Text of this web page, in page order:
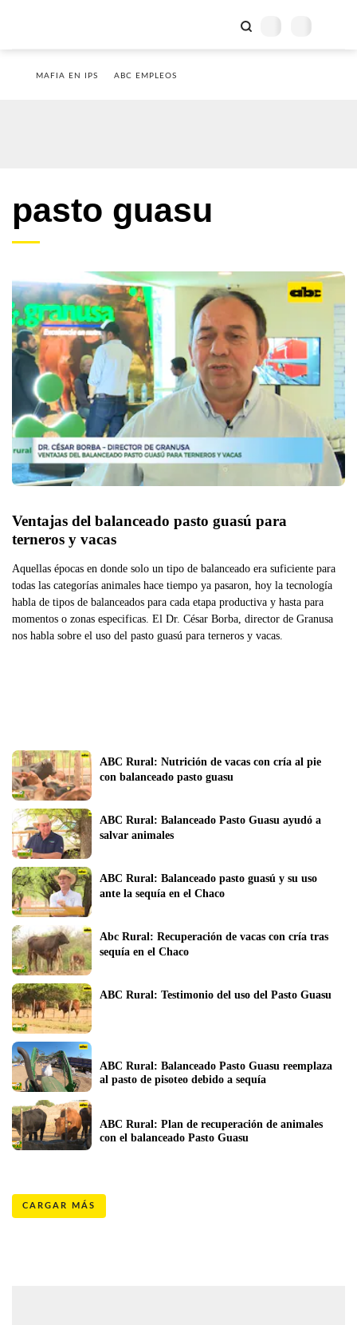
MAFIA EN IPS ABC EMPLEOS
pasto guasu
Ventajas del balanceado pasto guasú para
terneros y vacas
Aquellas épocas en donde solo un tipo de balanceado era suficiente para
todas las categorías animales hace tiempo ya pasaron, hoy la tecnología
habla de tipos de balanceados para cada etapa productiva y hasta para
momentos o zonas especificas. El Dr. César Borba, director de Granusa
nos habla sobre el uso del pasto guasú para terneros y vacas.
ABC Rural: Nutrición de vacas con cría al pie
ABC Rural: Balanceado Pasto Guasu ayudó a
salvar animales
ABC Rural: Balanceado pasto guasú y su uso
ante la sequía en el Chaco
Abc Rural: Recuperación de vacas con cría tras
sequía en el Chaco
ABC Rural: Testimonio del uso del Pasto Guasu
ABC Rural: Balanceado Pasto Guasu reemplaza
al pasto de pisoteo debido a sequía
ABC Rural: Plan de recuperación de animales
con el balanceado Pasto Guasu
CARGAR MÁS